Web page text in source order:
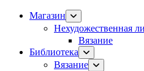
Магазин
Нехудожественная
Вязание
Библиотека
Вязание